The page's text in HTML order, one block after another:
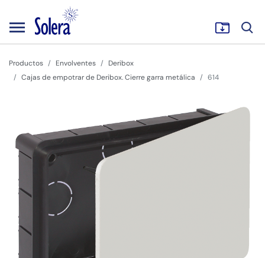
Productos Envolventes
Deribox
Cajas de empotrar de Deribox. Cierre garra metálica
614